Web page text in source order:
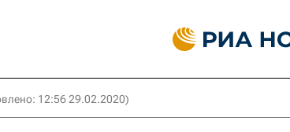
12:56 29.02.2020)